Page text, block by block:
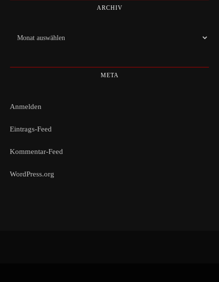
ARCHIV
Archiv
META
Anmelden
Eintrags-Feed
Kommentar-Feed
WordPress.org